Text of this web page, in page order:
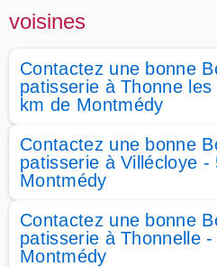
voisines
Contactez une bonne
patisserie à Thonne
km de Montmédy
Contactez une bonne
patisserie à Villécloye
Montmédy
Contactez une bonne
patisserie à Thonnelle
Montmédy